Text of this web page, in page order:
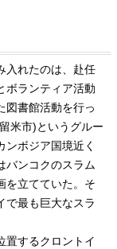
入れたのは、赴任
ボランティア活動
図書館活動を行っ
米市)というグルー
ボジア国境近く
バンコクのスラム
を立てていた。そ
で最も巨大なスラ
置するクロントイ